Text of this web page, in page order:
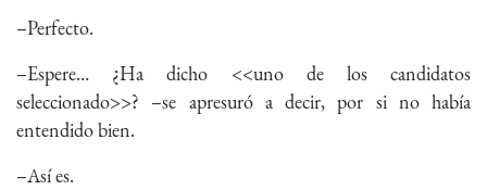
–Perfecto.
–Espere… ¿Ha dicho <<uno de los candidatos
seleccionado>>? –se apresuró a decir, por si no había
entendido bien.
–Así es.